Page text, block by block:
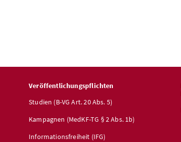
Veröffentlichungspflichten
Studien (B-VG Art. 20 Abs. 5)
Kampagnen (MedKF-TG § 2 Abs. 1b)
Informationsfreiheit (IFG)